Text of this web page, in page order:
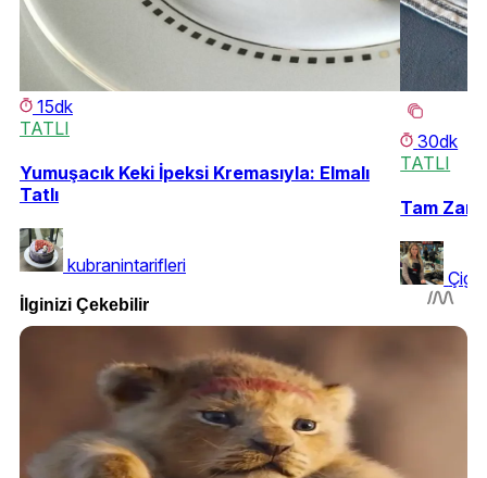
15dk
TATLI
Yumuşacık Keki İpeksi Kremasıyla: Elmalı
Tatlı
kubranintarifleri
30dk
TATLI
Tam